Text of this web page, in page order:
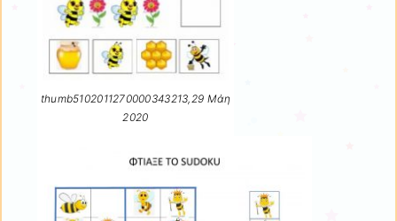
thumb5102011270000343213,29 Μάη
2020